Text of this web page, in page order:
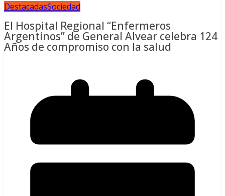
DestacadasSociedad
El Hospital Regional “Enfermeros
Argentinos” de General Alvear celebra 124
Años de compromiso con la salud